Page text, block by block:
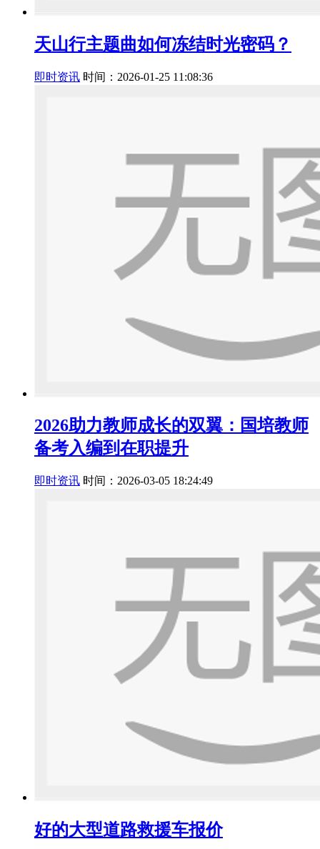
天山行主题曲如何冻结时光密码？
即时资讯 时间：2026-01-25 11:08:36
2026助力教师成长的双翼：国培教师
备考入编到在职提升
即时资讯 时间：2026-03-05 18:24:49
好的大型道路救援车报价